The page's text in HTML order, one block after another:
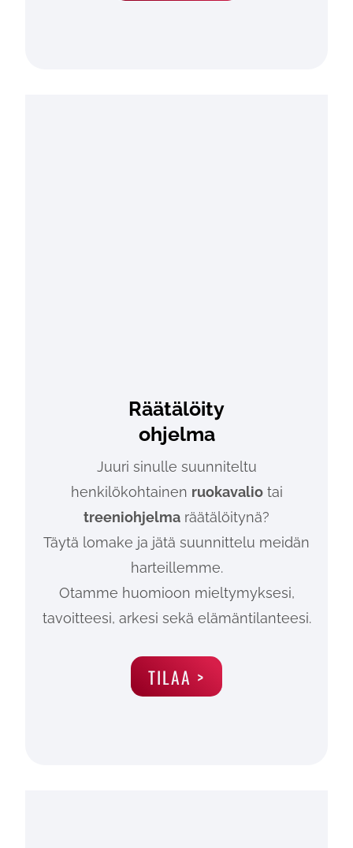
Räätälöity
ohjelma
Juuri sinulle suunniteltu
henkilökohtainen ruokavaliotai
treeniohjelma räätälöitynä?
Täytä lomake ja jätä suunnittelu meidän
harteillemme.
Otamme huomioon mieltymyksesi,
tavoitteesi, arkesi sekä elämäntilanteesi.
TILAA >